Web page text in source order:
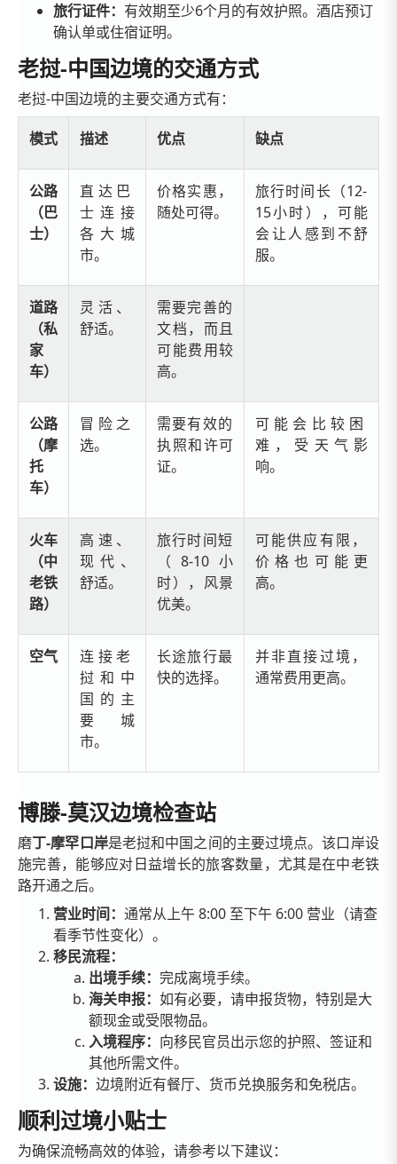
旅行证件： 有效期至少6个月的有效护照。酒店预订
确认单或住宿证明。
老挝-中国边境的交通方式
老挝-中国边境的主要交通方式有：
模式 描述 优点 缺点
公路
（巴
士）
直达巴
士连接
各大城
市。
价格实惠，
随处可得。
旅行时间长（12-
15小时），可能
会让人感到不舒
服。
道路
（私
家
车）
灵活、
舒适。
需要完善的
文档，而且
可能费用较
高。
公路
（摩
托
车）
冒险之
选。
需要有效的
执照和许可
证。
可能会比较困
难，受天气影
响。
火车
（中
老铁
路）
高速、
现代、
舒适。
旅行时间短
（8-10小
时），风景
优美。
可能供应有限，
价格也可能更
高。
空气
连接老
挝和中
国的主
要城
市。
长途旅行最
快的选择。
并非直接过境，
通常费用更高。
博滕-莫汉边境检查站
磨丁-摩罕口岸是老挝和中国之间的主要过境点。该口岸设
施完善，能够应对日益增长的旅客数量，尤其是在中老铁
路开通之后。
营业时间： 通常从上午 8:00 至下午 6:00 营业（请查
看季节性变化）。
移民流程：
出境手续： 完成离境手续。
海关申报： 如有必要，请申报货物，特别是大
额现金或受限物品。
入境程序： 向移民官员出示您的护照、签证和
其他所需文件。
设施： 边境附近有餐厅、货币兑换服务和免税店。
顺利过境小贴士
为确保流畅高效的体验，请参考以下建议：